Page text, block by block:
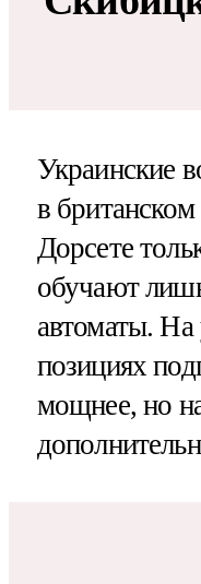
Украинские
в
Дорсете
обучают
автоматы. На
позициях
мощнее, но